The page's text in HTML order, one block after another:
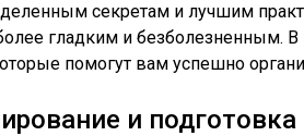
секретам и лучшим
гладким и безболезненным.
помогут вам успешно
и подготовка